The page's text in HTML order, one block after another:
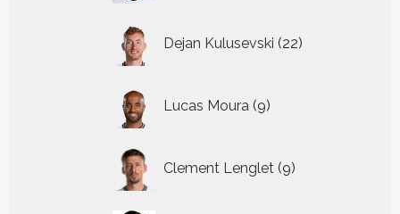
Dejan Kulusevski 22
producten
Lucas Moura 9
producten
Clement Lenglet 9
producten